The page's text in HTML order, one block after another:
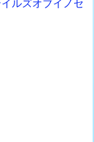
ルズオブイノセ